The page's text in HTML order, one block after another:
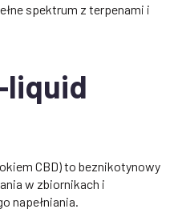
spektrum z terpenami i
liquid
CBD) to beznikotynowy
w zbiornikach i
napełniania.